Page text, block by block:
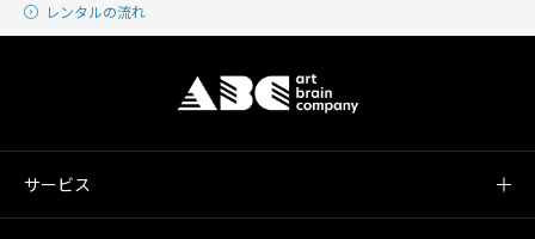
レンタルの流れ
サービス